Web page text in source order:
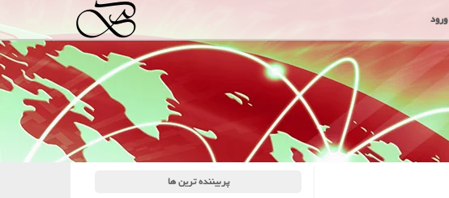
پربیننده ترین ها
ورود